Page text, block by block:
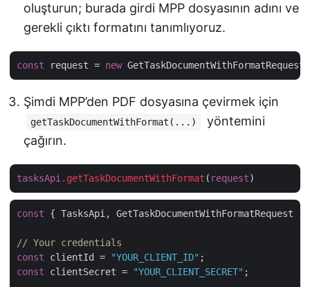
oluşturun; burada girdi MPP dosyasının adını ve
gerekli çıktı formatını tanımlıyoruz.
const request = new
Şimdi MPP’den PDF dosyasına çevirmek için
getTaskDocumentWithFormat(...)
yöntemini
çağırın.
tasksApi .getTaskDocumentWithFormat ( request
const { TasksApi, GetTaskDocumentWithFormatRequest
// Your credentials
const clientId = "YOUR_CLIENT_ID"
const clientSecret = "YOUR_CLIENT_SECRET" ;